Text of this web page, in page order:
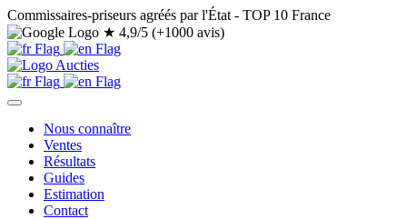
Commissaires-priseurs agréés par l'État - TOP 10 France
★ 4,9/5 (+1000 avis)
Nous connaître
Ventes
Résultats
Guides
Estimation
Contact